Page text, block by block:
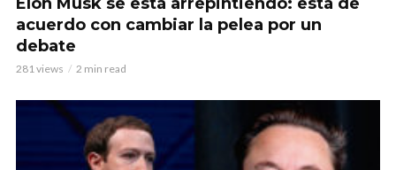
acuerdo con cambiar la pelea por un
debate
281 views 2 min read